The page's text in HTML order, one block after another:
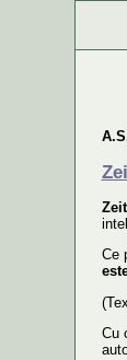
Ce
Cu